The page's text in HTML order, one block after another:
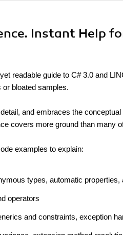
Instant Help
readable guide to C# 3.0 and
bloated samples.
and embraces the
covers more ground than many
examples to explain:
types, automatic properties,
operators
and constraints, exception